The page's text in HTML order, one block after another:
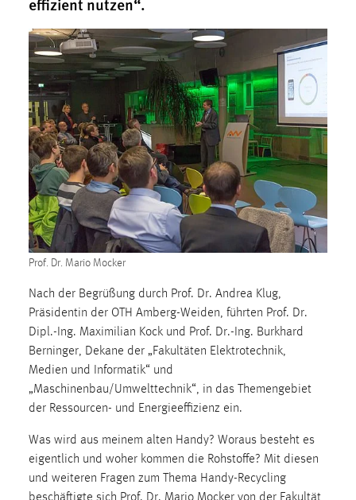
Prof. Dr. Mario Mocker
Nach der Begrüßung durch Prof. Dr. Andrea Klug,
Präsidentin der OTH Amberg-Weiden, führten Prof. Dr.
Dipl.-Ing. Maximilian Kock und Prof. Dr.-Ing. Burkhard
Berninger, Dekane der „Fakultäten Elektrotechnik,
Medien und Informatik“ und
„Maschinenbau/Umwelttechnik“, in das Themengebiet
der Ressourcen- und Energieeffizienz ein.
Was wird aus meinem alten Handy? Woraus besteht es
eigentlich und woher kommen die Rohstoffe? Mit diesen
und weiteren Fragen zum Thema Handy-Recycling
beschäftigte sich Prof. Dr. Mario Mocker von der Fakultät